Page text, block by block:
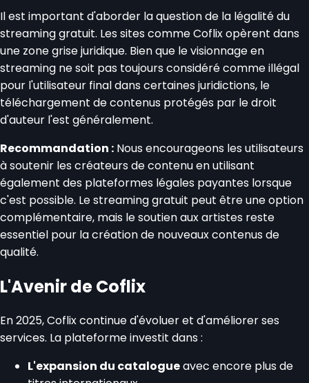
Il est important d'aborder la question de la légalité du
streaming gratuit. Les sites comme Coflix opèrent dans
une zone grise juridique. Bien que le visionnage en
streaming ne soit pas toujours considéré comme illégal
pour l'utilisateur final dans certaines juridictions, le
téléchargement de contenus protégés par le droit
d'auteur l'est généralement.
Recommandation : Nous encourageons les utilisateurs
à soutenir les créateurs de contenu en utilisant
également des plateformes légales payantes lorsque
c'est possible. Le streaming gratuit peut être une option
complémentaire, mais le soutien aux artistes reste
essentiel pour la création de nouveaux contenus de
qualité.
L'Avenir de Coflix
En 2025, Coflix continue d'évoluer et d'améliorer ses
services. La plateforme investit dans :
L'expansion du catalogueavec encore plus de